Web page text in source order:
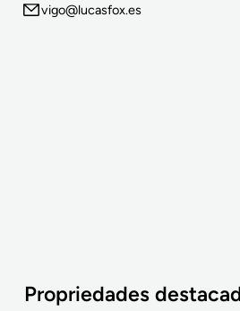
vigo@lucasfox.es
Propriedades